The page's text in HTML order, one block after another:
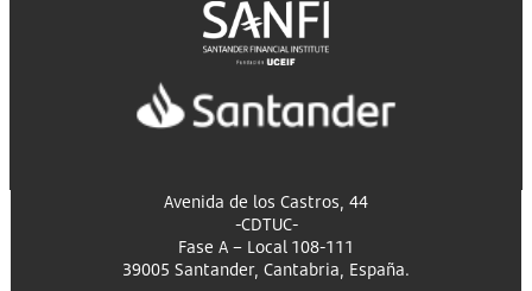
Avenida de los Castros, 44
-CDTUC-
Fase A – Local 108-111
39005 Santander, Cantabria, España.